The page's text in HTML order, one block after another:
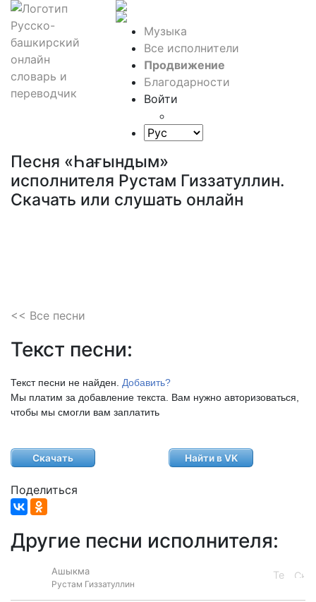
Музыка
Все исполнители
Продвижение
Благодарности
Войти
Песня «Һағындым»
исполнителя Рустам Гиззатуллин.
Скачать или слушать онлайн
<< Все песни
Текст песни:
Текст песни не найден. Добавить?
Мы платим за добавление текста. Вам нужно авторизоваться,
чтобы мы смогли вам заплатить
Скачать Найти в VK
Поделиться
Другие песни исполнителя:
Ашыкма
Рустам Гиззатуллин